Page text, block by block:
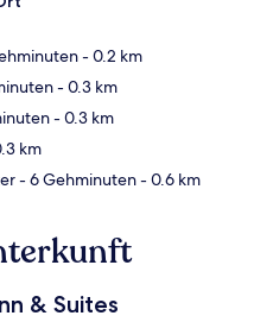
- 0.2 km
- 0.3 km
- 0.3 km
km
- 6 Gehminuten- 0.6 km
& Suites